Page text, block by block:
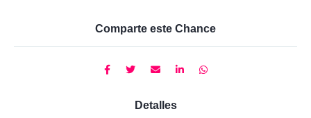
Comparte este Chance
Detalles